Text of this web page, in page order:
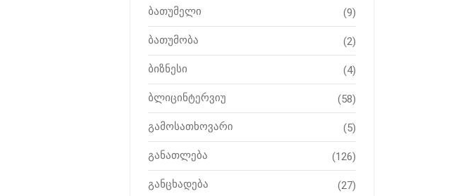
ბათუმელი (9)
ბათუმობა (2)
ბიზნესი (4)
ბლიცინტერვიუ (58)
გამოსათხოვარი (5)
განათლება (126)
განცხადება (27)